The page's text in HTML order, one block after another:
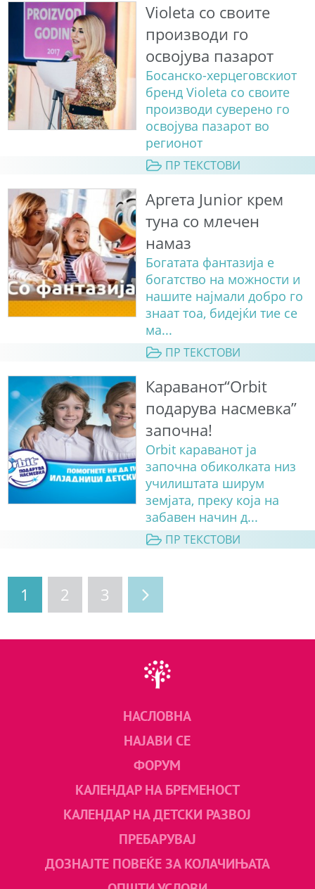
Violeta со своите
производи го
освојува пазарот
Босанско-херцеговскиот
бренд Violeta со своите
производи суверено го
освојува пазарот во
регионот
ПР ТЕКСТОВИ
Аргета Junior крем
туна со млечен
намаз
Богатата фантазија е
богатство на можности и
нашите најмали добро го
знаат тоа, бидејќи тие се
ма...
ПР ТЕКСТОВИ
Караванот“Orbit
подарува насмевка”
започна!
Orbit караванот ја
започна обиколката низ
училиштата ширум
земјата, преку која на
забавен начин д...
ПР ТЕКСТОВИ
1 2 3
НАСЛОВНА
НАЈАВИ СЕ
ФОРУМ
КАЛЕНДАР НА БРЕМЕНОСТ
КАЛЕНДАР НА ДЕТСКИ РАЗВОЈ
ПРЕБАРУВАЈ
ДОЗНАЈТЕ ПОВЕЌЕ ЗА КОЛАЧИЊАТА